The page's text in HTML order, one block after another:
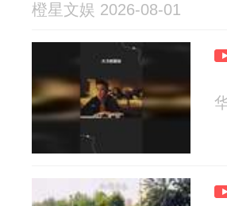
橙星文娱 2026-08-01